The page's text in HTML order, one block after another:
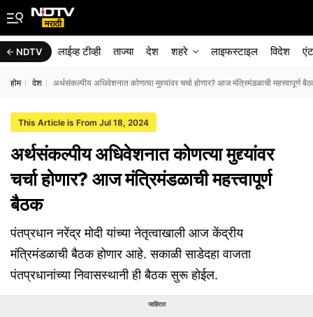
NDTV लाईव्ह टीव्ही ताज्या देश शहरे लाइफस्टाइल विदेश
होम देश अर्थसंकल्पीय अधिवेशनात कोणत्या मुद्द्यांवर चर्चा होणार? आज मंत्रिमंडळाची महत्त्वापूर्ण
This Article is From Jul 18, 2024
अर्थसंकल्पीय अधिवेशनात कोणत्या मुद्द्यांवर
चर्चा होणार? आज मंत्रिमंडळाची महत्त्वापूर्ण
बैठक
पंतप्रधान नरेंद्र मोदी यांच्या नेतृत्वाखाली आज केंद्रीय
मंत्रिमंडळाची बैठक होणार आहे. सकाळी साडेदहा वाजता
पंतप्रधानांच्या निवासस्थानी ही बैठक सुरू होईल.
जाहिरात